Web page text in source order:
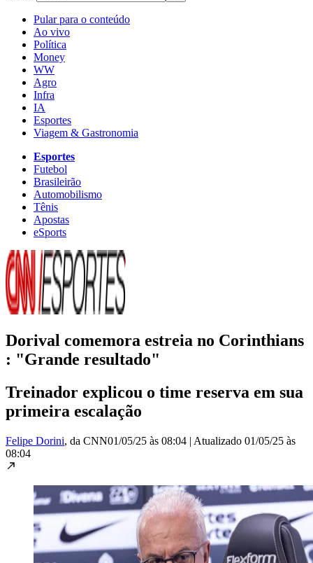
Pular para o conteúdo
Ao vivo
Política
Money
WW
Agro
Infra
IA
Esportes
Viagem & Gastronomia
Esportes
Futebol
Brasileirão
Automobilismo
Tênis
Apostas
eSports
Dorival comemora estreia no Corinthians
: "Grande resultado"
Treinador explicou o time reserva em sua
primeira escalação
Felipe Dorini, da CNN01/05/25 às 08:04 | Atualizado 01/05/25 às
08:04